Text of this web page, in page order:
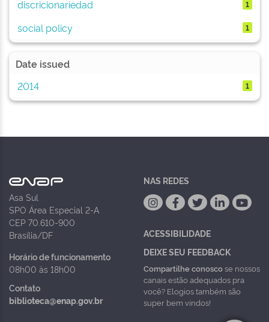
discricionariedad 1
social policy 1
Date issued
2014
1
Asa Sul
SPO Área Especial 2-A
CEP 70.610-900
Brasília/DF
Horário de funcionamento
08h00 às 18h00
Contato
biblioteca@enap.gov.br
NAS REDES
ACESSIBILIDADE
DEIXE SEU FEEDBACK
Compartilhe conoscose nossos
canais estão adequados pra
você? Elogios também são
super bem vindos!